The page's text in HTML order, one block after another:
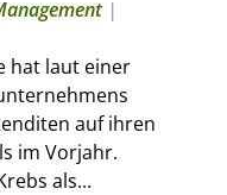
|
hat laut einer
auf ihren
im Vorjahr.
als...